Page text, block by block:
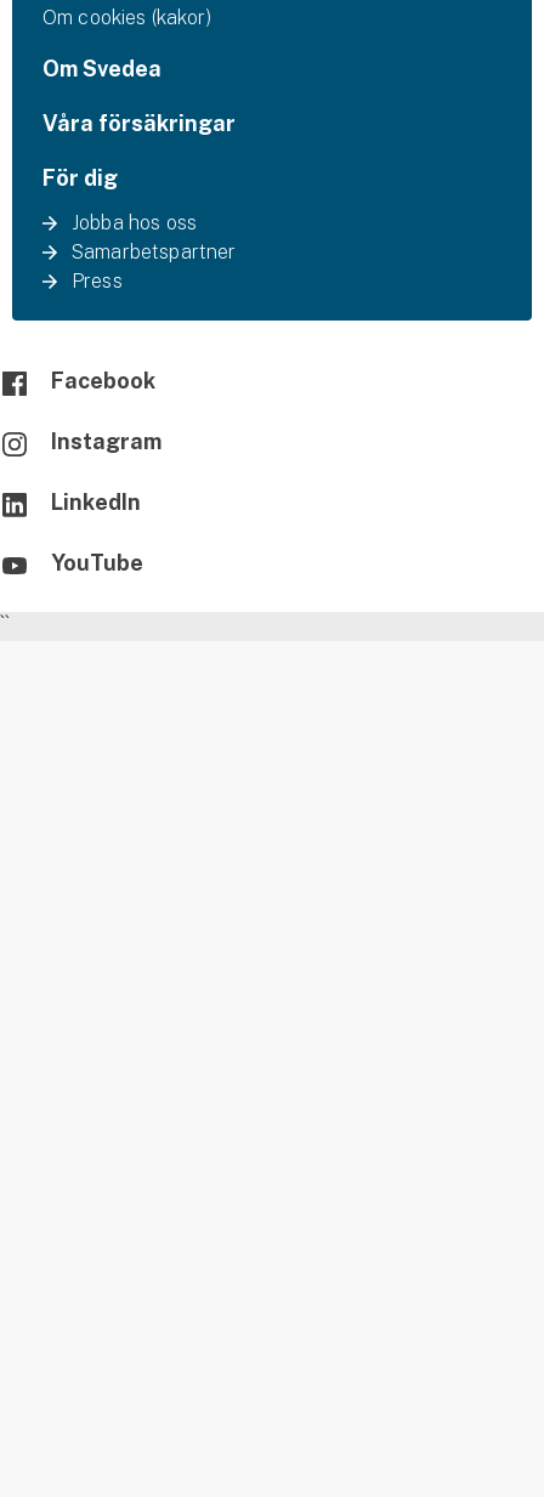
Om cookies (kakor)
Om Svedea
Våra försäkringar
För dig
Jobba hos oss
Samarbetspartner
Press
Facebook
Instagram
LinkedIn
YouTube
``